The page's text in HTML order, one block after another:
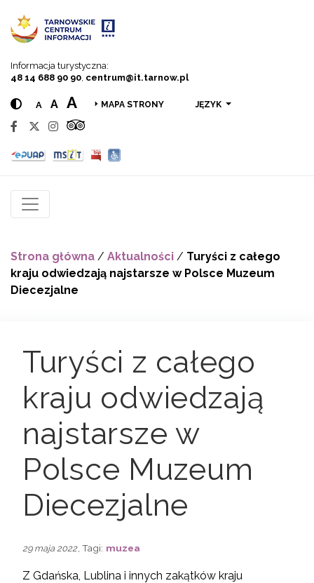
Informacja turystyczna:
48 14 688 90 90 centrum@it.tarnow.pl
A A A MAPA STRONY JĘZYK
Strona główna / Aktualności / Turyści z całego
kraju odwiedzają najstarsze w Polsce Muzeum
Diecezjalne
Turyści z całego
kraju odwiedzają
najstarsze w
Polsce Muzeum
Diecezjalne
29 maja 2022 , Tagi: muzea
Z Gdańska, Lublina i innych zakątków kraju